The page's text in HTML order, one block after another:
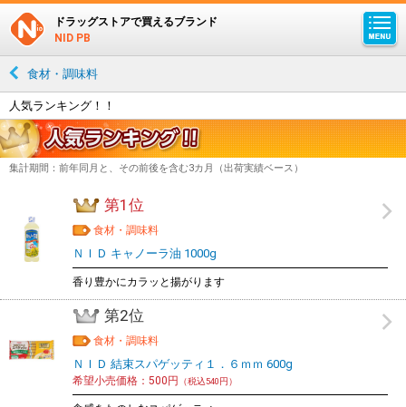
ドラッグストアで買えるブランド
NID PB
食材・調味料
人気ランキング！！
集計期間：前年同月と、その前後を含む3カ月（出荷実績ベース）
第1位
食材・調味料
ＮＩＤ キャノーラ油 1000g
香り豊かにカラッと揚がります
第2位
食材・調味料
ＮＩＤ 結束スパゲッティ１．６ｍｍ 600g
希望小売価格：500円 （税込540円）